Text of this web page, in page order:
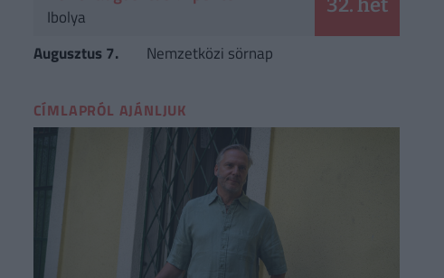
Ibolya 32. hét
Augusztus 7. Nemzetközi sörnap
CÍMLAPRÓL AJÁNLJUK